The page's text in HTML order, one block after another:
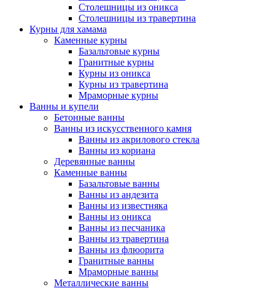
Столешницы из оникса
Столешницы из травертина
Курны для хамама
Каменные курны
Базальтовые курны
Гранитные курны
Курны из оникса
Курны из травертина
Мраморные курны
Ванны и купели
Бетонные ванны
Ванны из искусственного камня
Ванны из акрилового стекла
Ванны из кориана
Деревянные ванны
Каменные ванны
Базальтовые ванны
Ванны из андезита
Ванны из известняка
Ванны из оникса
Ванны из песчаника
Ванны из травертина
Ванны из флюорита
Гранитные ванны
Мраморные ванны
Металлические ванны